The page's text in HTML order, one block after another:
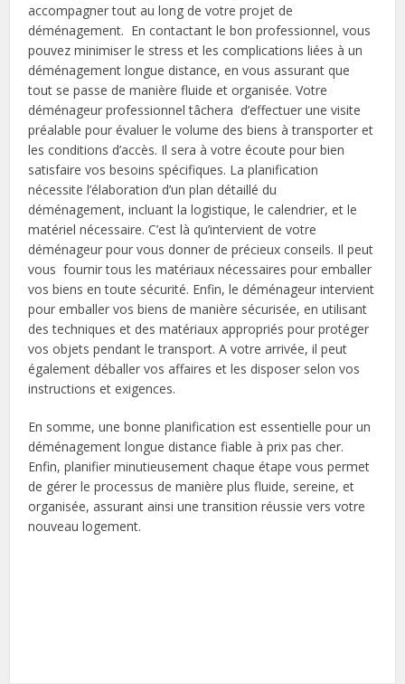
accompagner tout au long de votre projet de
déménagement. En contactant le bon professionnel, vous
pouvez minimiser le stress et les complications liées à un
déménagement longue distance, en vous assurant que
tout se passe de manière fluide et organisée. Votre
déménageur professionnel tâchera d’effectuer une visite
préalable pour évaluer le volume des biens à transporter et
les conditions d’accès. Il sera à votre écoute pour bien
satisfaire vos besoins spécifiques. La planification
nécessite l’élaboration d’un plan détaillé du
déménagement, incluant la logistique, le calendrier, et le
matériel nécessaire. C’est là qu’intervient de votre
déménageur pour vous donner de précieux conseils. Il peut
vous fournir tous les matériaux nécessaires pour emballer
vos biens en toute sécurité. Enfin, le déménageur intervient
pour emballer vos biens de manière sécurisée, en utilisant
des techniques et des matériaux appropriés pour protéger
vos objets pendant le transport. A votre arrivée, il peut
également déballer vos affaires et les disposer selon vos
instructions et exigences.
En somme, une bonne planification est essentielle pour un
déménagement longue distance fiable à prix pas cher.
Enfin, planifier minutieusement chaque étape vous permet
de gérer le processus de manière plus fluide, sereine, et
organisée, assurant ainsi une transition réussie vers votre
nouveau logement.